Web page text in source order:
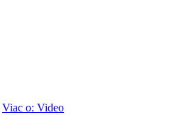
Viac o: Video